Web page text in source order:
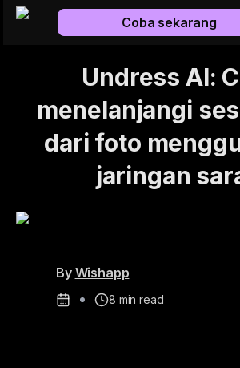
Coba sekarang
Undress AI:
menelanjangi
dari foto
jaringan
By Wishapp
8 min read